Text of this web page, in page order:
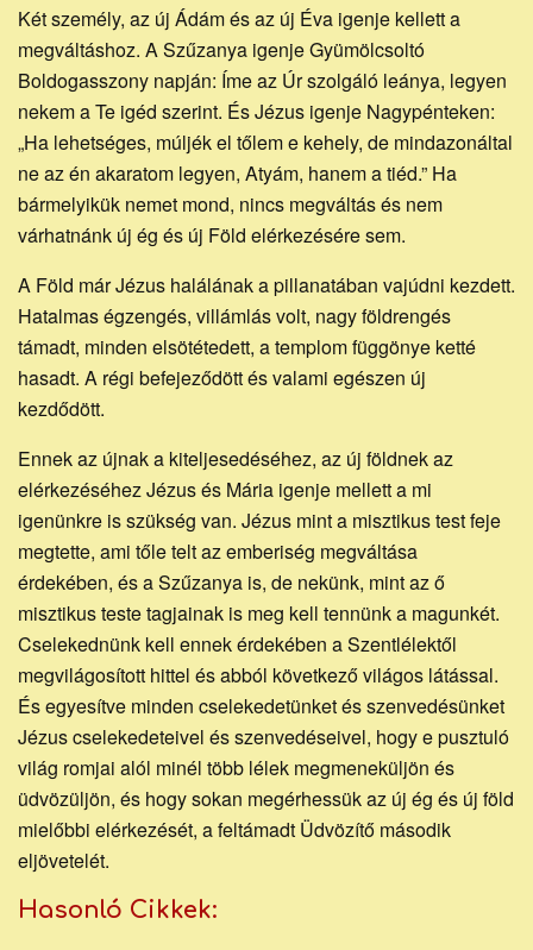
Két személy, az új Ádám és az új Éva igenje kellett a
megváltáshoz. A Szűzanya igenje Gyümölcsoltó
Boldogasszony napján: Íme az Úr szolgáló leánya, legyen
nekem a Te igéd szerint. És Jézus igenje Nagypénteken:
„Ha lehetséges, múljék el tőlem e kehely, de mindazonáltal
ne az én akaratom legyen, Atyám, hanem a tiéd.” Ha
bármelyikük nemet mond, nincs megváltás és nem
várhatnánk új ég és új Föld elérkezésére sem.
A Föld már Jézus halálának a pillanatában vajúdni kezdett.
Hatalmas égzengés, villámlás volt, nagy földrengés
támadt, minden elsötétedett, a templom függönye ketté
hasadt. A régi befejeződött és valami egészen új
kezdődött.
Ennek az újnak a kiteljesedéséhez, az új földnek az
elérkezéséhez Jézus és Mária igenje mellett a mi
igenünkre is szükség van. Jézus mint a misztikus test feje
megtette, ami tőle telt az emberiség megváltása
érdekében, és a Szűzanya is, de nekünk, mint az ő
misztikus teste tagjainak is meg kell tennünk a magunkét.
Cselekednünk kell ennek érdekében a Szentlélektől
megvilágosított hittel és abból következő világos látással.
És egyesítve minden cselekedetünket és szenvedésünket
Jézus cselekedeteivel és szenvedéseivel, hogy e pusztuló
világ romjai alól minél több lélek megmeneküljön és
üdvözüljön, és hogy sokan megérhessük az új ég és új föld
mielőbbi elérkezését, a feltámadt Üdvözítő második
eljövetelét.
Hasonló Cikkek: